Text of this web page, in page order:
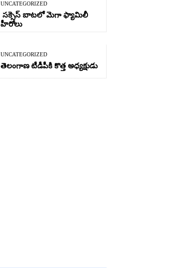
UNCATEGORIZED
సక్సెస్ బాటలో మెగా ఫ్యామిలీ
హీరోలు
UNCATEGORIZED
తెలంగాణ టీడీపీకి కొత్త అధ్యక్షుడు